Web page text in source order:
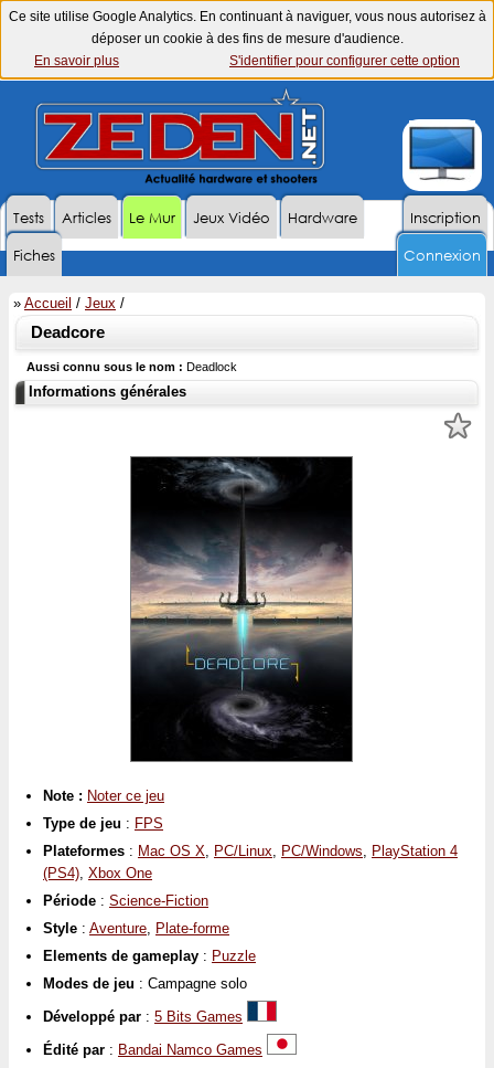
Ce site utilise Google Analytics. En continuant à naviguer, vous nous autorisez à
déposer un cookie à des fins de mesure d'audience.
En savoir plus
S'identifier pour configurer cette option
Inscription
Tests Articles Le Mur Jeux Vidéo
Hardware
Fiches
Connexion
» Accueil / Jeux /
Deadcore
Aussi connu sous le nom : Deadlock
Informations générales
Note : Noter ce jeu
Type de jeu : FPS
Plateformes : Mac OS X, PC/Linux, PC/Windows, PlayStation 4
(PS4), Xbox One
Période : Science-Fiction
Style : Aventure, Plate-forme
Elements de gameplay : Puzzle
Modes de jeu : Campagne solo
Développé par : 5 Bits Games
Édité par : Bandai Namco Games